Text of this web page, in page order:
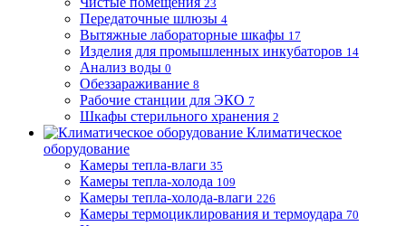
23
Передаточные шлюзы 4
Вытяжные лабораторные шкафы 17
Изделия для промышленных инкубаторов 14
Анализ воды 0
Обеззараживание 8
Рабочие станции для ЭКО 7
Шкафы стерильного хранения 2
Климатическое
оборудование
Камеры тепла-влаги 35
Камеры тепла-холода 109
Камеры тепла-холода-влаги 226
Камеры термоциклирования и термоудара 70